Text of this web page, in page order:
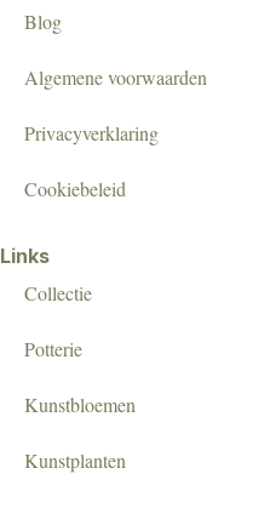
Blog
Algemene voorwaarden
Privacyverklaring
Cookiebeleid
Links
Collectie
Potterie
Kunstbloemen
Kunstplanten